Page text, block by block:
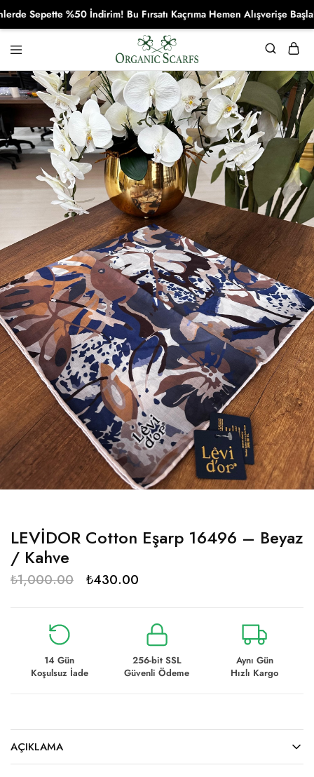
Organikscarf
LEVİDOR Cotton Eşarp 16496 – Beyaz
/ Kahve
₺1,000.00 ₺430.00
14 Gün
Koşulsuz İade
256-bit SSL
Güvenli Ödeme
Aynı Gün
Hızlı Kargo
AÇIKLAMA
Sepette %50 İndirim! Bu Fırsatı Kaçrıma Hemen Alışverişe Başla!